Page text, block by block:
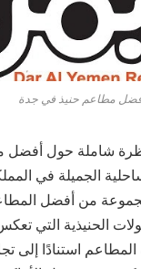
مطاعم حنيذ في جدة
نظرة شاملة حول
الجميلة في
من أفضل
الحنيذية التي
المطاعم استنادًا إلى